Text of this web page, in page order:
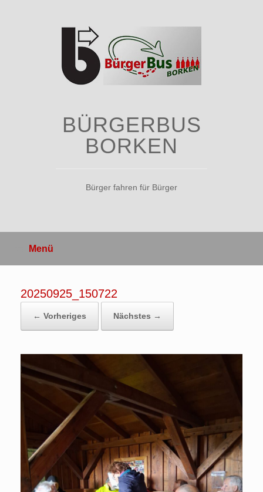
BÜRGERBUS
BORKEN
Bürger fahren für Bürger
Menü
20250925_150722
← Vorheriges Nächstes →